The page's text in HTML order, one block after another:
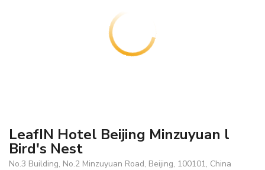
LeafIN Hotel Beijing Minzuyuan l
Bird's Nest
No.3 Building, No.2 Minzuyuan Road, Beijing, 100101, China